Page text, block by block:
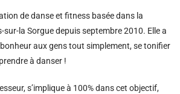
de danse et fitness basée dans la
sur-la Sorgue depuis septembre 2010. Elle a
aux gens tout simplement, se tonifier
à danser !
s’implique à 100% dans cet objectif,